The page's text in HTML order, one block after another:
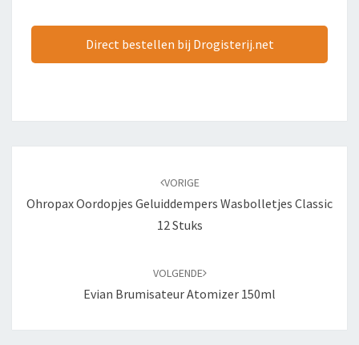
Direct bestellen bij Drogisterij.net
VORIGE
Ohropax Oordopjes Geluiddempers Wasbolletjes Classic
12 Stuks
VOLGENDE
Evian Brumisateur Atomizer 150ml